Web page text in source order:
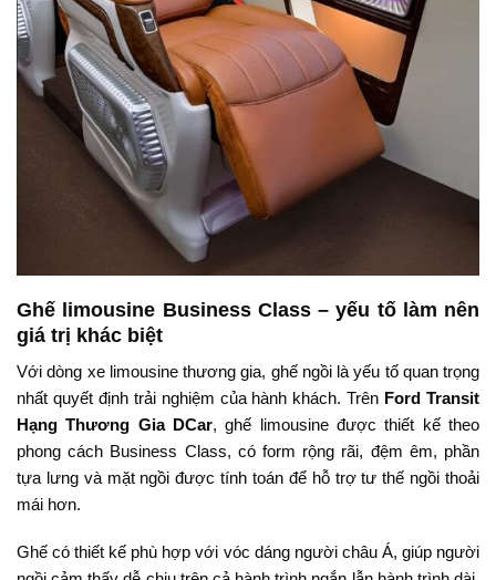
Ghế limousine Business Class – yếu tố làm nên
giá trị khác biệt
Với dòng xe limousine thương gia, ghế ngồi là yếu tố quan trọng
nhất quyết định trải nghiệm của hành khách. Trên Ford Transit
Hạng Thương Gia DCar, ghế limousine được thiết kế theo
phong cách Business Class, có form rộng rãi, đệm êm, phần
tựa lưng và mặt ngồi được tính toán để hỗ trợ tư thế ngồi thoải
mái hơn.
Ghế có thiết kế phù hợp với vóc dáng người châu Á, giúp người